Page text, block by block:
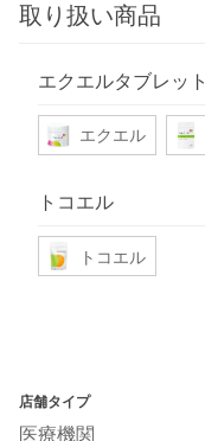
取り扱い商品
エクエルタブレット
エクエル
トコエル
トコエル
店舗タイプ
医療機関